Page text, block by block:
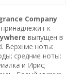
Company
к
выпущен в
Верхние ноты:
средние ноты:
и Ирис;